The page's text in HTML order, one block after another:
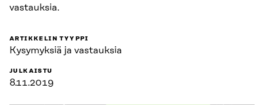
vastauksia.
ARTIKKELIN TYYPPI
Kysymyksiä ja vastauksia
JULKAISTU
8.11.2019